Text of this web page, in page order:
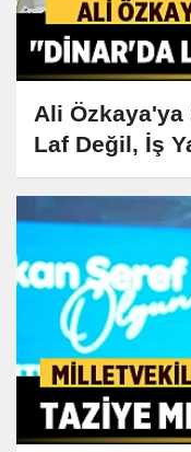
Ali
Laf Değil, İş